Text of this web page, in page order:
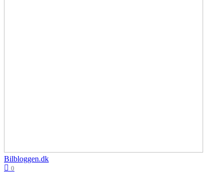
Bilbloggen.dk
0